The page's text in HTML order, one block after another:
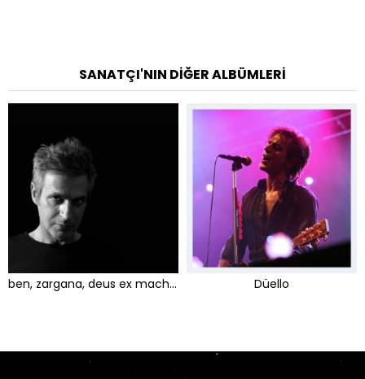
SANATÇI'NIN DIĞER ALBÜMLERI
ben, zargana, deus ex machina Düello